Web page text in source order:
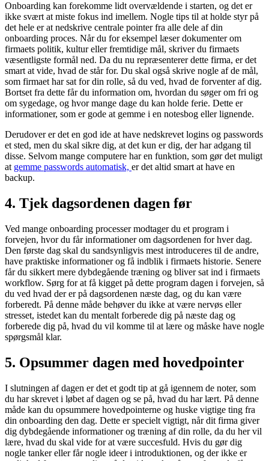
Onboarding kan forekomme lidt overvældende i starten, og det er
ikke svært at miste fokus ind imellem. Nogle tips til at holde styr på
det hele er at nedskrive centrale pointer fra alle dele af din
onboarding proces. Når du for eksempel læser dokumenter om
firmaets politik, kultur eller fremtidige mål, skriver du firmaets
væsentligste formål ned. Da du nu repræsenterer dette firma, er det
smart at vide, hvad de står for. Du skal også skrive nogle af de mål,
som firmaet har sat for din rolle, så du ved, hvad de forventer af dig.
Bortset fra dette får du information om, hvordan du søger om fri og
om sygedage, og hvor mange dage du kan holde ferie. Dette er
informationer, som er gode at gemme i en notesbog eller lignende.
Derudover er det en god ide at have nedskrevet logins og passwords
et sted, men du skal sikre dig, at det kun er dig, der har adgang til
disse. Selvom mange computere har en funktion, som gør det muligt
at gemme passwords automatisk, er det altid smart at have en
backup.
4. Tjek dagsordenen dagen før
Ved mange onboarding processer modtager du et program i
forvejen, hvor du får informationer om dagsordenen for hver dag.
Den første dag skal du sandsynligvis mest introduceres til de andre,
have praktiske informationer og få indblik i firmaets historie. Senere
får du sikkert mere dybdegående træning og bliver sat ind i firmaets
workflow. Sørg for at få kigget på dette program dagen i forvejen, så
du ved hvad der er på dagsordenen næste dag, og du kan være
forberedt. På denne måde behøver du ikke at være nervøs eller
stresset, istedet kan du mentalt forberede dig på næste dag og
forberede dig på, hvad du vil komme til at lære og måske have nogle
spørgsmål klar.
5. Opsummer dagen med hovedpointer
I slutningen af dagen er det et godt tip at gå igennem de noter, som
du har skrevet i løbet af dagen og se på, hvad du har lært. På denne
måde kan du opsummere hovedpointerne og huske vigtige ting fra
din onboarding den dag. Dette er specielt vigtigt, når dit firma giver
dig dybdegående informationer og træning af din rolle, da du her vil
lære, hvad du skal vide for at være succesfuld. Hvis du gør dig
nogle tanker eller får nogle ideer i introduktionen, og der ikke er